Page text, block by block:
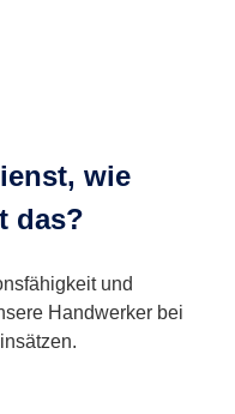
wie
das?
und
Handwerker bei